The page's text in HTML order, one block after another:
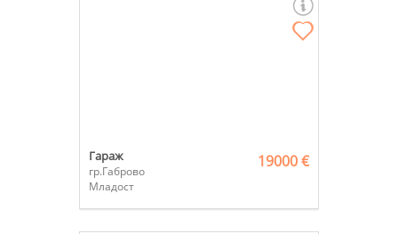
Гараж
гр.Габрово
Младост
19000 €